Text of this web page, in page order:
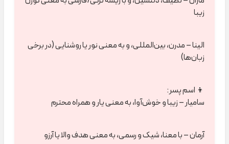
زیبا
الینا – مدرن، بین‌المللی، و به معنی نور یا روشنایی (در برخی
زبان‌ها)
👦 اسم پسر:
سامیار – زیبا و خوش‌آوا، به معنی یار و همراه محترم
آرمان – با معنا، شیک و رسمی، به معنی هدف والا یا آرزو